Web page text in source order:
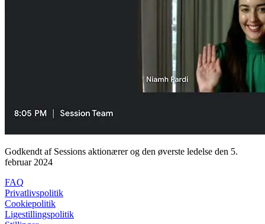
Godkendt af Sessions aktionærer og den øverste ledelse den 5.
februar 2024
FAQ
Privatlivspolitik
Cookiepolitik
Ligestillingspolitik